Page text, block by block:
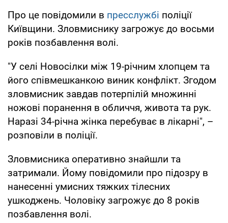
Про це повідомили в пресслужбі поліції
Київщини. Зловмиснику загрожує до восьми
років позбавлення волі.
"У селі Новосілки між 19-річним хлопцем та
його співмешканкою виник конфлікт. Згодом
зловмисник завдав потерпілій множинні
ножові поранення в обличчя, живота та рук.
Наразі 34-річна жінка перебуває в лікарні", –
розповіли в поліції.
Зловмисника оперативно знайшли та
затримали. Йому повідомили про підозру в
нанесенні умисних тяжких тілесних
ушкоджень. Чоловіку загрожує до 8 років
позбавлення волі.